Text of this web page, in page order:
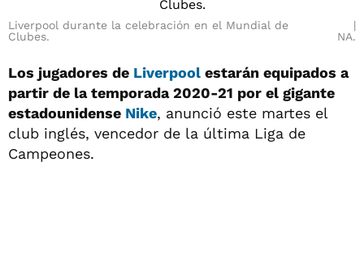
Liverpool durante la celebración en el Mundial de
Clubes.
NA.
Los jugadores de Liverpool estarán equipados a
partir de la temporada 2020-21 por el gigante
estadounidense Nike, anunció este martes el
club inglés, vencedor de la última Liga de
Campeones.